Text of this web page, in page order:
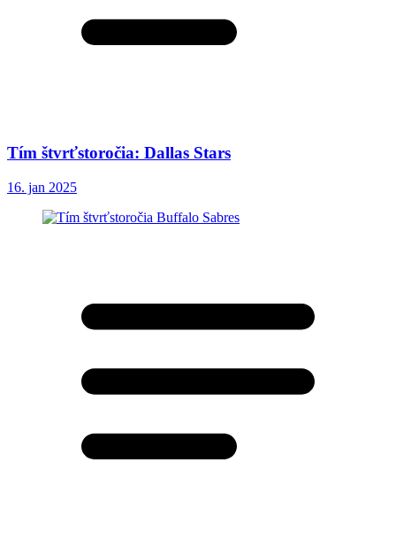
Tím štvrťstoročia: Dallas Stars
16. jan 2025